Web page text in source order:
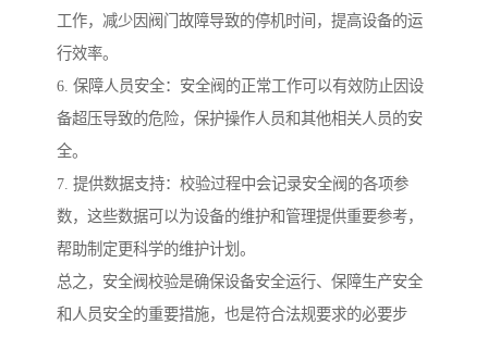
工作，减少因阀门故障导致的停机时间，提高设备的运
行效率。
6. 保障人员安全：安全阀的正常工作可以有效防止因设
备超压导致的危险，保护操作人员和其他相关人员的安
全。
7. 提供数据支持：校验过程中会记录安全阀的各项参
数，这些数据可以为设备的维护和管理提供重要参考，
帮助制定更科学的维护计划。
总之，安全阀校验是确保设备安全运行、保障生产安全
和人员安全的重要措施，也是符合法规要求的必要步